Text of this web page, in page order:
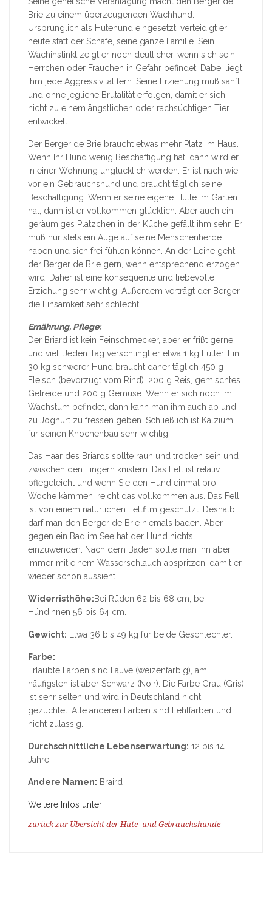
Brie zu einem überzeugenden Wachhund.
Ursprünglich als Hütehund eingesetzt, verteidigt er
heute statt der Schafe, seine ganze Familie. Sein
Wachinstinkt zeigt er noch deutlicher, wenn sich sein
Herrchen oder Frauchen in Gefahr befindet. Dabei liegt
ihm jede Aggressivität fern. Seine Erziehung muß sanft
und ohne jegliche Brutalität erfolgen, damit er sich
nicht zu einem ängstlichen oder rachsüchtigen Tier
entwickelt.
Der Berger de Brie braucht etwas mehr Platz im Haus.
Wenn Ihr Hund wenig Beschäftigung hat, dann wird er
in einer Wohnung unglücklich werden. Er ist nach wie
vor ein Gebrauchshund und braucht täglich seine
Beschäftigung. Wenn er seine eigene Hütte im Garten
hat, dann ist er vollkommen glücklich. Aber auch ein
geräumiges Plätzchen in der Küche gefällt ihm sehr. Er
muß nur stets ein Auge auf seine Menschenherde
haben und sich frei fühlen können. An der Leine geht
der Berger de Brie gern, wenn entsprechend erzogen
wird. Daher ist eine konsequente und liebevolle
Erziehung sehr wichtig. Außerdem verträgt der Berger
die Einsamkeit sehr schlecht.
Ernährung, Pflege:
Der Briard ist kein Feinschmecker, aber er frißt gerne
und viel. Jeden Tag verschlingt er etwa 1 kg Futter. Ein
30 kg schwerer Hund braucht daher täglich 450 g
Fleisch (bevorzugt vom Rind), 200 g Reis, gemischtes
Getreide und 200 g Gemüse. Wenn er sich noch im
Wachstum befindet, dann kann man ihm auch ab und
zu Joghurt zu fressen geben. Schließlich ist Kalzium
für seinen Knochenbau sehr wichtig.
Das Haar des Briards sollte rauh und trocken sein und
zwischen den Fingern knistern. Das Fell ist relativ
pflegeleicht und wenn Sie den Hund einmal pro
Woche kämmen, reicht das vollkommen aus. Das Fell
ist von einem natürlichen Fettfilm geschützt. Deshalb
darf man den Berger de Brie niemals baden. Aber
gegen ein Bad im See hat der Hund nichts
einzuwenden. Nach dem Baden sollte man ihn aber
immer mit einem Wasserschlauch abspritzen, damit er
wieder schön aussieht.
Widerristhöhe:Bei Rüden 62 bis 68 cm, bei
Hündinnen 56 bis 64 cm.
Gewicht: Etwa 36 bis 49 kg für beide Geschlechter.
Farbe:
Erlaubte Farben sind Fauve (weizenfarbig), am
häufigsten ist aber Schwarz (Noir). Die Farbe Grau (Gris)
ist sehr selten und wird in Deutschland nicht
gezüchtet. Alle anderen Farben sind Fehlfarben und
nicht zulässig.
Durchschnittliche Lebenserwartung: 12 bis 14
Jahre.
Andere Namen: Braird
Weitere Infos unter:
zurück zur Übersicht der Hüte- und Gebrauchshunde